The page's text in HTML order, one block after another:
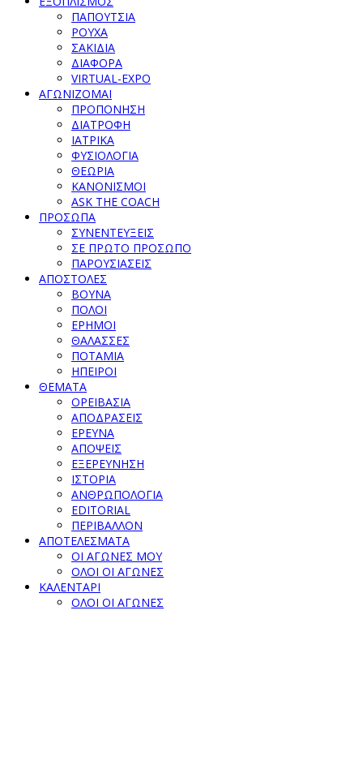
ΠΑΠΟΥΤΣΙΑ
ΡΟΥΧΑ
ΣΑΚΙΔΙΑ
ΔΙΑΦΟΡΑ
VIRTUAL-EXPO
ΑΓΩΝΙΖΟΜΑΙ
ΠΡΟΠΟΝΗΣΗ
ΔΙΑΤΡΟΦΗ
ΙΑΤΡΙΚΑ
ΦΥΣΙΟΛΟΓΙΑ
ΘΕΩΡΙΑ
ΚΑΝΟΝΙΣΜΟΙ
ASK THE COACH
ΠΡΟΣΩΠΑ
ΣΥΝΕΝΤΕΥΞΕΙΣ
ΣΕ ΠΡΩΤΟ ΠΡΟΣΩΠΟ
ΠΑΡΟΥΣΙΑΣΕΙΣ
ΑΠΟΣΤΟΛΕΣ
ΒΟΥΝΑ
ΠΟΛΟΙ
ΕΡΗΜΟΙ
ΘΑΛΑΣΣΕΣ
ΠΟΤΑΜΙΑ
ΗΠΕΙΡΟΙ
ΘΕΜΑΤΑ
ΟΡΕΙΒΑΣΙΑ
ΑΠΟΔΡΑΣΕΙΣ
ΕΡΕΥΝΑ
ΑΠΟΨΕΙΣ
ΕΞΕΡΕΥΝΗΣΗ
ΙΣΤΟΡΙΑ
ΑΝΘΡΩΠΟΛΟΓΙΑ
EDITORIAL
ΠΕΡΙΒΑΛΛΟΝ
ΑΠΟΤΕΛΕΣΜΑΤΑ
ΟΙ ΑΓΩΝΕΣ ΜΟΥ
ΟΛΟΙ ΟΙ ΑΓΩΝΕΣ
ΚΑΛΕΝΤΑΡΙ
ΟΛΟΙ ΟΙ ΑΓΩΝΕΣ